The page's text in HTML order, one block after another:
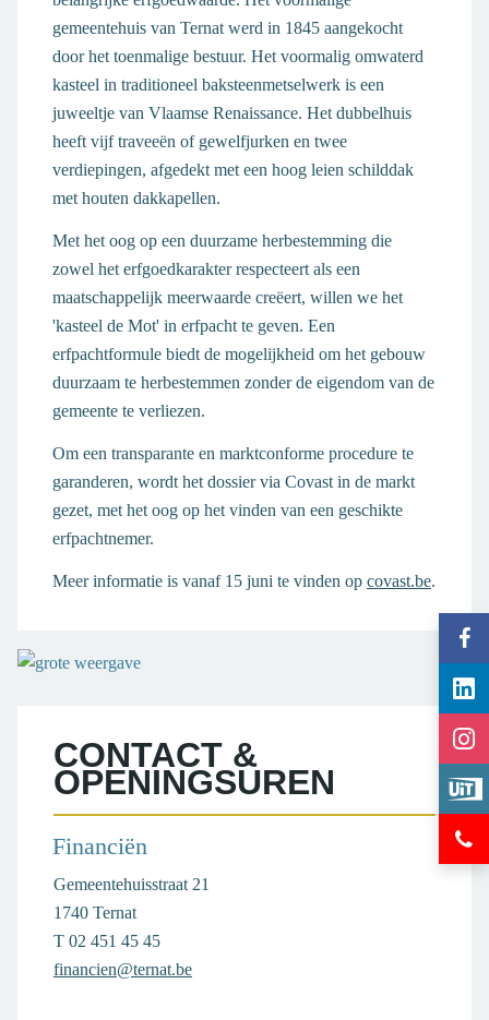
op
op
op
gemeentehuis van Ternat werd in 1845 aangekocht
door het toenmalige bestuur. Het voormalig omwaterd
kasteel in traditioneel baksteenmetselwerk is een
juweeltje van Vlaamse Renaissance. Het dubbelhuis
heeft vijf traveeën of gewelfjurken en twee
verdiepingen, afgedekt met een hoog leien schilddak
met houten dakkapellen.
Met het oog op een duurzame herbestemming die
zowel het erfgoedkarakter respecteert als een
maatschappelijk meerwaarde creëert, willen we het
'kasteel de Mot' in erfpacht te geven. Een
erfpachtformule biedt de mogelijkheid om het gebouw
duurzaam te herbestemmen zonder de eigendom van de
gemeente te verliezen.
Om een transparante en marktconforme procedure te
garanderen, wordt het dossier via Covast in de markt
gezet, met het oog op het vinden van een geschikte
erfpachtnemer.
Meer informatie is vanaf 15 juni te vinden op covast.be.
CONTACT &
OPENINGSUREN
Financiën
Adres
Gemeentehuisstraat 21
,1740 Ternat
T 02 451 45 45
E-
financien@ternat.be